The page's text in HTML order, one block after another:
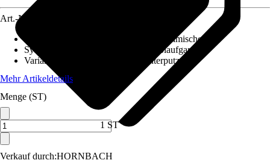
Verkauf durch:HORNBACH
Art.-Nr.
Keramikkartusche, Einhebelmischer
System der Ablaufgarnitur
Ohne Ablaufgarnitur
Variante
Badewannenarmatur Unterputz
Mehr Artikeldetails
Menge (ST)
1 ST